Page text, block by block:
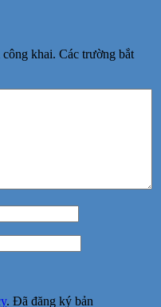
khai. Các trường bắt
. Đã đăng ký bản